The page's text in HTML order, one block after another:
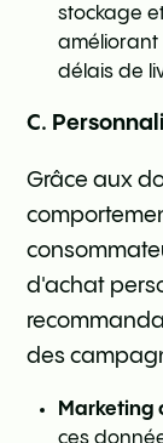
stockage
améliorant
délais de
C.
Grâce aux
d'achat
des
Marketing
ces